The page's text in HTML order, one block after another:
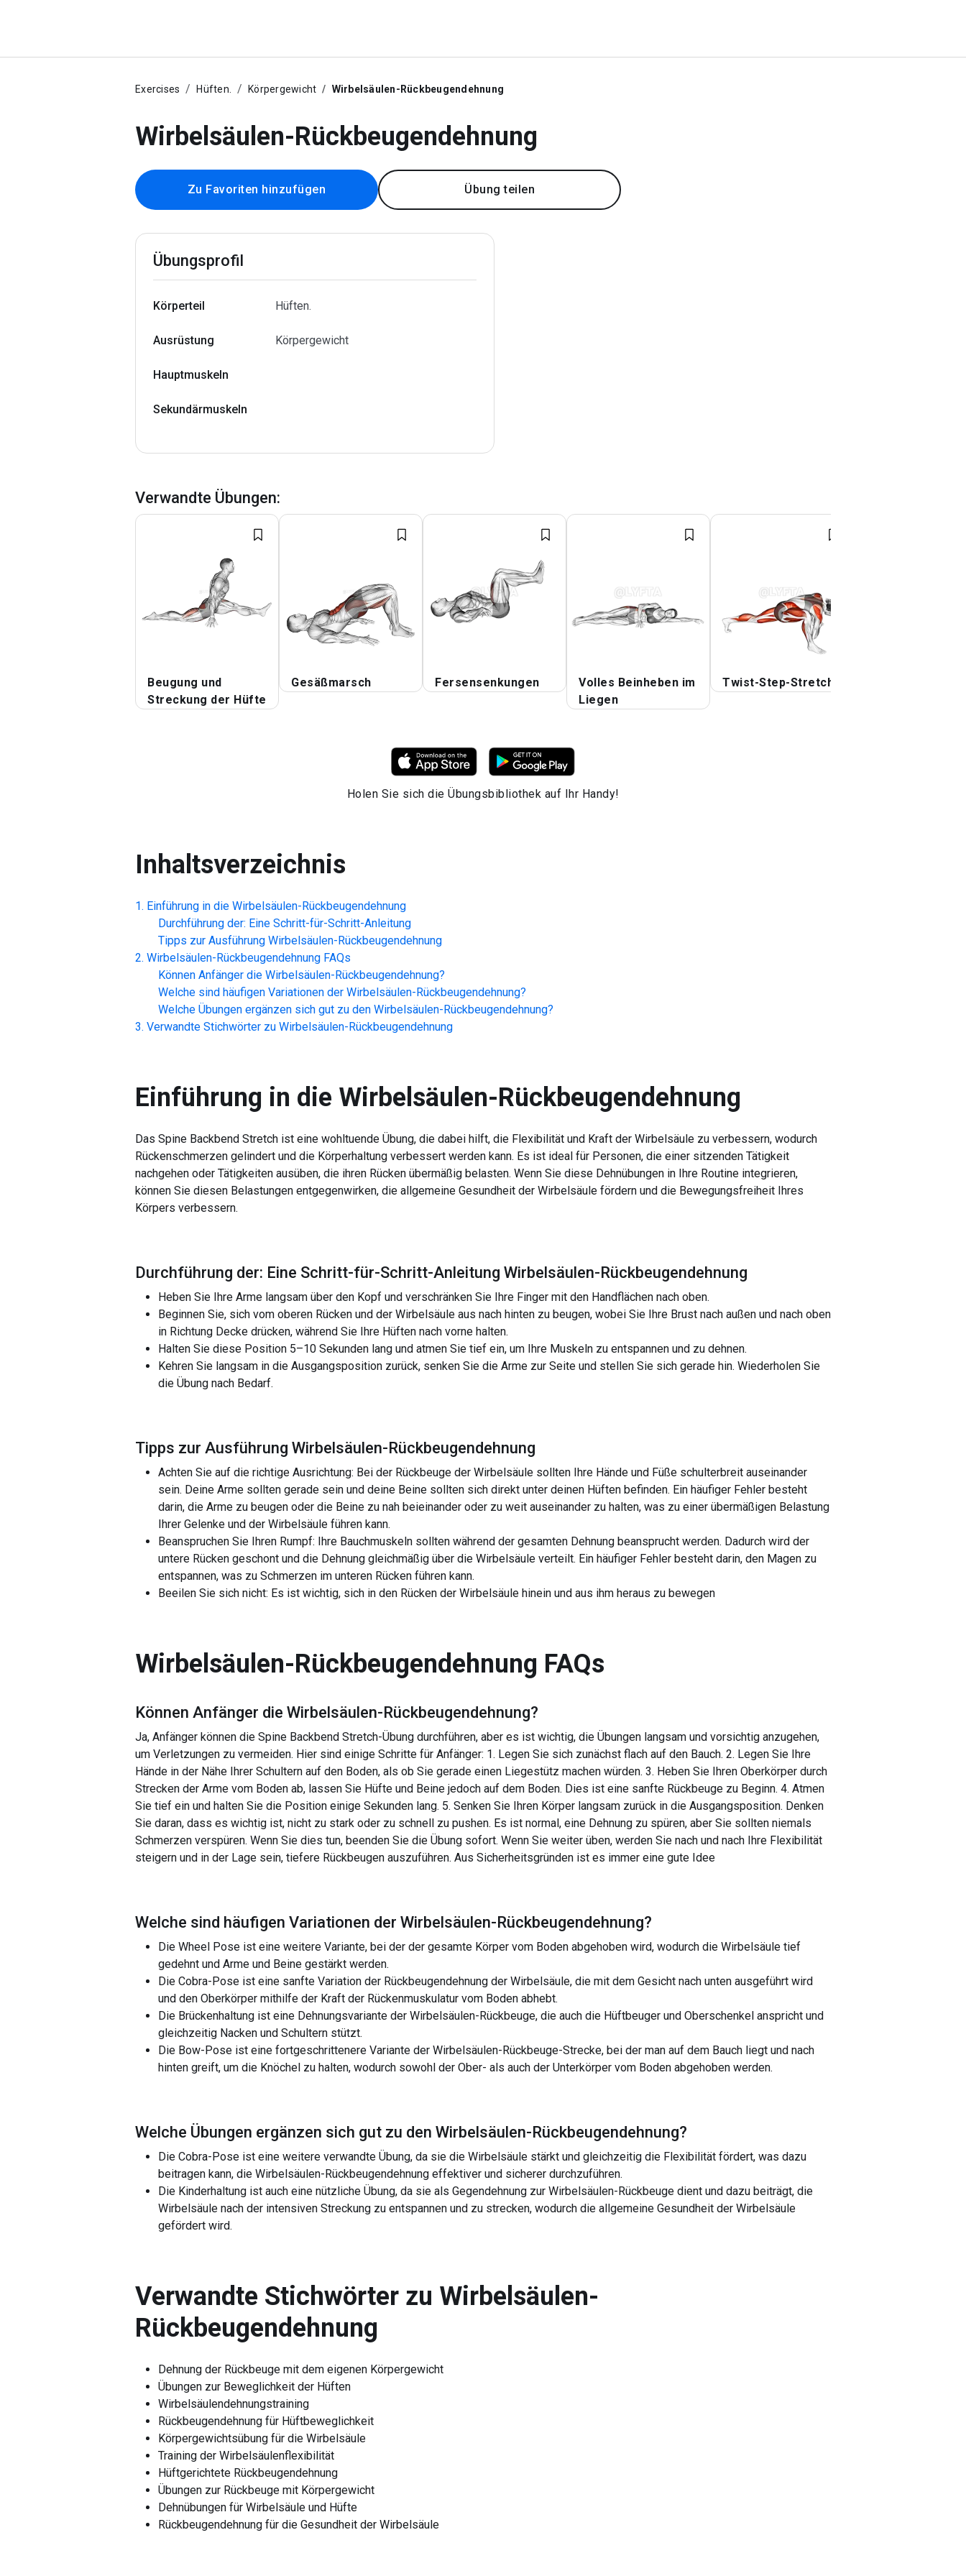
Exercises Hüften. Körpergewicht Wirbelsäulen-Rückbeugendehnung
Wirbelsäulen-Rückbeugendehnung
Zu Favoriten hinzufügen Übung teilen
Übungsprofil
Körperteil Hüften.
Ausrüstung Körpergewicht
Hauptmuskeln
Sekundärmuskeln
Verwandte Übungen:
Beugung und
Streckung der Hüfte
Gesäßmarsch Fersensenkungen
Volles Beinheben im
Liegen
Twist-Step-Stretch
Holen Sie sich die Übungsbibliothek auf Ihr Handy!
Inhaltsverzeichnis
Einführung in die Wirbelsäulen-Rückbeugendehnung
Durchführung der: Eine Schritt-für-Schritt-Anleitung
Tipps zur Ausführung Wirbelsäulen-Rückbeugendehnung
Wirbelsäulen-Rückbeugendehnung FAQs
Können Anfänger die Wirbelsäulen-Rückbeugendehnung?
Welche sind häufigen Variationen der Wirbelsäulen-Rückbeugendehnung?
Welche Übungen ergänzen sich gut zu den Wirbelsäulen-Rückbeugendehnung?
Verwandte Stichwörter zu Wirbelsäulen-Rückbeugendehnung
Einführung in die Wirbelsäulen-Rückbeugendehnung
Das Spine Backbend Stretch ist eine wohltuende Übung, die dabei hilft, die Flexibilität und Kraft der Wirbelsäule zu verbessern, wodurch
Rückenschmerzen gelindert und die Körperhaltung verbessert werden kann. Es ist ideal für Personen, die einer sitzenden Tätigkeit
nachgehen oder Tätigkeiten ausüben, die ihren Rücken übermäßig belasten. Wenn Sie diese Dehnübungen in Ihre Routine integrieren,
können Sie diesen Belastungen entgegenwirken, die allgemeine Gesundheit der Wirbelsäule fördern und die Bewegungsfreiheit Ihres
Körpers verbessern.
Durchführung der: Eine Schritt-für-Schritt-Anleitung Wirbelsäulen-Rückbeugendehnung
Heben Sie Ihre Arme langsam über den Kopf und verschränken Sie Ihre Finger mit den Handflächen nach oben.
Beginnen Sie, sich vom oberen Rücken und der Wirbelsäule aus nach hinten zu beugen, wobei Sie Ihre Brust nach außen und nach oben
in Richtung Decke drücken, während Sie Ihre Hüften nach vorne halten.
Halten Sie diese Position 5–10 Sekunden lang und atmen Sie tief ein, um Ihre Muskeln zu entspannen und zu dehnen.
Kehren Sie langsam in die Ausgangsposition zurück, senken Sie die Arme zur Seite und stellen Sie sich gerade hin. Wiederholen Sie
die Übung nach Bedarf.
Tipps zur Ausführung Wirbelsäulen-Rückbeugendehnung
Achten Sie auf die richtige Ausrichtung: Bei der Rückbeuge der Wirbelsäule sollten Ihre Hände und Füße schulterbreit auseinander
sein. Deine Arme sollten gerade sein und deine Beine sollten sich direkt unter deinen Hüften befinden. Ein häufiger Fehler besteht
darin, die Arme zu beugen oder die Beine zu nah beieinander oder zu weit auseinander zu halten, was zu einer übermäßigen Belastung
Ihrer Gelenke und der Wirbelsäule führen kann.
Beanspruchen Sie Ihren Rumpf: Ihre Bauchmuskeln sollten während der gesamten Dehnung beansprucht werden. Dadurch wird der
untere Rücken geschont und die Dehnung gleichmäßig über die Wirbelsäule verteilt. Ein häufiger Fehler besteht darin, den Magen zu
entspannen, was zu Schmerzen im unteren Rücken führen kann.
Beeilen Sie sich nicht: Es ist wichtig, sich in den Rücken der Wirbelsäule hinein und aus ihm heraus zu bewegen
Wirbelsäulen-Rückbeugendehnung FAQs
Können Anfänger die Wirbelsäulen-Rückbeugendehnung?
Ja, Anfänger können die Spine Backbend Stretch-Übung durchführen, aber es ist wichtig, die Übungen langsam und vorsichtig anzugehen,
um Verletzungen zu vermeiden. Hier sind einige Schritte für Anfänger: 1. Legen Sie sich zunächst flach auf den Bauch. 2. Legen Sie Ihre
Hände in der Nähe Ihrer Schultern auf den Boden, als ob Sie gerade einen Liegestütz machen würden. 3. Heben Sie Ihren Oberkörper durch
Strecken der Arme vom Boden ab, lassen Sie Hüfte und Beine jedoch auf dem Boden. Dies ist eine sanfte Rückbeuge zu Beginn. 4. Atmen
Sie tief ein und halten Sie die Position einige Sekunden lang. 5. Senken Sie Ihren Körper langsam zurück in die Ausgangsposition. Denken
Sie daran, dass es wichtig ist, nicht zu stark oder zu schnell zu pushen. Es ist normal, eine Dehnung zu spüren, aber Sie sollten niemals
Schmerzen verspüren. Wenn Sie dies tun, beenden Sie die Übung sofort. Wenn Sie weiter üben, werden Sie nach und nach Ihre Flexibilität
steigern und in der Lage sein, tiefere Rückbeugen auszuführen. Aus Sicherheitsgründen ist es immer eine gute Idee
Welche sind häufigen Variationen der Wirbelsäulen-Rückbeugendehnung?
Die Wheel Pose ist eine weitere Variante, bei der der gesamte Körper vom Boden abgehoben wird, wodurch die Wirbelsäule tief
gedehnt und Arme und Beine gestärkt werden.
Die Cobra-Pose ist eine sanfte Variation der Rückbeugendehnung der Wirbelsäule, die mit dem Gesicht nach unten ausgeführt wird
und den Oberkörper mithilfe der Kraft der Rückenmuskulatur vom Boden abhebt.
Die Brückenhaltung ist eine Dehnungsvariante der Wirbelsäulen-Rückbeuge, die auch die Hüftbeuger und Oberschenkel anspricht und
gleichzeitig Nacken und Schultern stützt.
Die Bow-Pose ist eine fortgeschrittenere Variante der Wirbelsäulen-Rückbeuge-Strecke, bei der man auf dem Bauch liegt und nach
hinten greift, um die Knöchel zu halten, wodurch sowohl der Ober- als auch der Unterkörper vom Boden abgehoben werden.
Welche Übungen ergänzen sich gut zu den Wirbelsäulen-Rückbeugendehnung?
Die Cobra-Pose ist eine weitere verwandte Übung, da sie die Wirbelsäule stärkt und gleichzeitig die Flexibilität fördert, was dazu
beitragen kann, die Wirbelsäulen-Rückbeugendehnung effektiver und sicherer durchzuführen.
Die Kinderhaltung ist auch eine nützliche Übung, da sie als Gegendehnung zur Wirbelsäulen-Rückbeuge dient und dazu beiträgt, die
Wirbelsäule nach der intensiven Streckung zu entspannen und zu strecken, wodurch die allgemeine Gesundheit der Wirbelsäule
gefördert wird.
Verwandte Stichwörter zu Wirbelsäulen-
Rückbeugendehnung
Dehnung der Rückbeuge mit dem eigenen Körpergewicht
Übungen zur Beweglichkeit der Hüften
Wirbelsäulendehnungstraining
Rückbeugendehnung für Hüftbeweglichkeit
Körpergewichtsübung für die Wirbelsäule
Training der Wirbelsäulenflexibilität
Hüftgerichtete Rückbeugendehnung
Übungen zur Rückbeuge mit Körpergewicht
Dehnübungen für Wirbelsäule und Hüfte
Rückbeugendehnung für die Gesundheit der Wirbelsäule